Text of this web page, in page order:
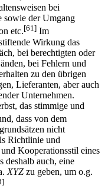
Vorbildfunktion der
bei
der Umgang
etc.[61]Im
Wirkung das
bei berechtigten oder
bei Fehlern und
zu den übrigen
Lieferanten, aber auch
Unternehmen.
das stimmige und
dass von dem
nicht
Richtlinie und
Kooperationsstil eines
deshalb auch, eine